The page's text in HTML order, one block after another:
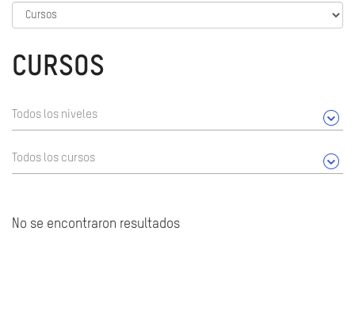
CURSOS
Todos los niveles
Todos los cursos
No se encontraron resultados